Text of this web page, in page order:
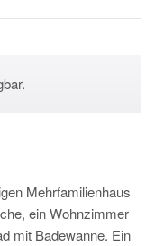
Mehrfamilienhaus
ein Wohnzimmer
mit Badewanne. Ein